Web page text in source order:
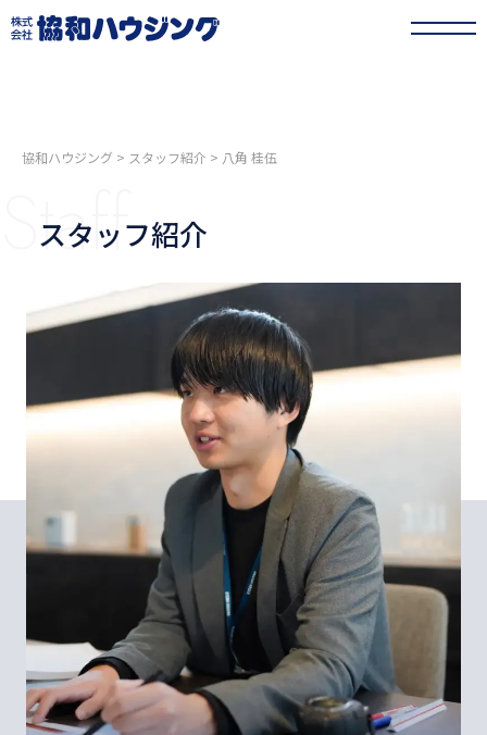
協和ハウジング > スタッフ紹介 > 八角 桂伍
Staff
スタッフ紹介